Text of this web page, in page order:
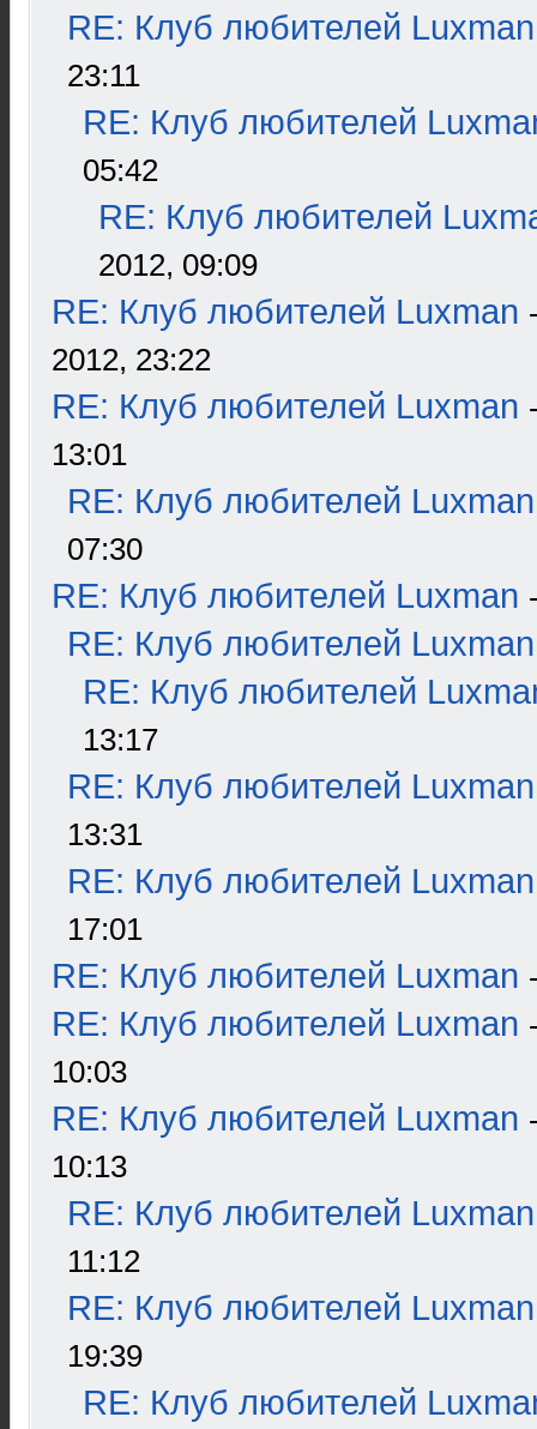
RE: Клуб любителей Luxman
23:11
RE: Клуб любителей
05:42
RE: Клуб любителей
2012, 09:09
RE: Клуб любителей Luxman
2012, 23:22
RE: Клуб любителей Luxman
13:01
RE: Клуб любителей Luxman
07:30
RE: Клуб любителей Luxman
RE: Клуб любителей Luxman
RE: Клуб любителей
13:17
RE: Клуб любителей Luxman
13:31
RE: Клуб любителей Luxman
17:01
RE: Клуб любителей Luxman
RE: Клуб любителей Luxman
10:03
RE: Клуб любителей Luxman
10:13
RE: Клуб любителей Luxman
11:12
RE: Клуб любителей Luxman
19:39
RE: Клуб любителей